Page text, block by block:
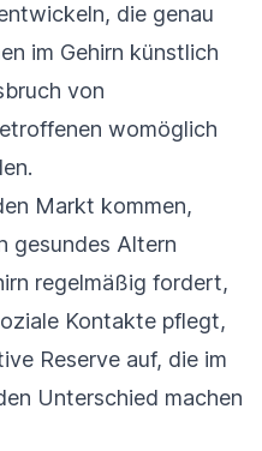
die genau
im Gehirn künstlich
von
womöglich
Markt kommen,
gesundes Altern
regelmäßig fordert,
Kontakte pflegt,
Reserve auf, die im
Unterschied machen